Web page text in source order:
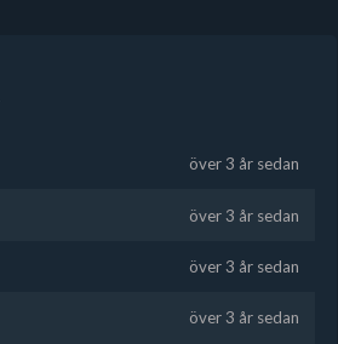
över 3 år sedan
över 3 år sedan
över 3 år sedan
över 3 år sedan